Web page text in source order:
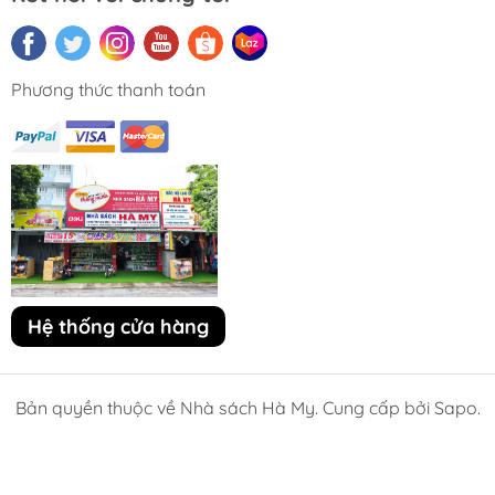
Phương thức thanh toán
Hệ thống cửa hàng
Bản quyền thuộc về Nhà sách Hà My. Cung cấp bởi Sapo.